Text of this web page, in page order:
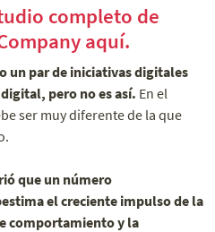
completo de
aquí.
un par de iniciativas digitales
pero no es así. En el
ser muy diferente de la que
que un número
el creciente impulso de la
comportamiento y la